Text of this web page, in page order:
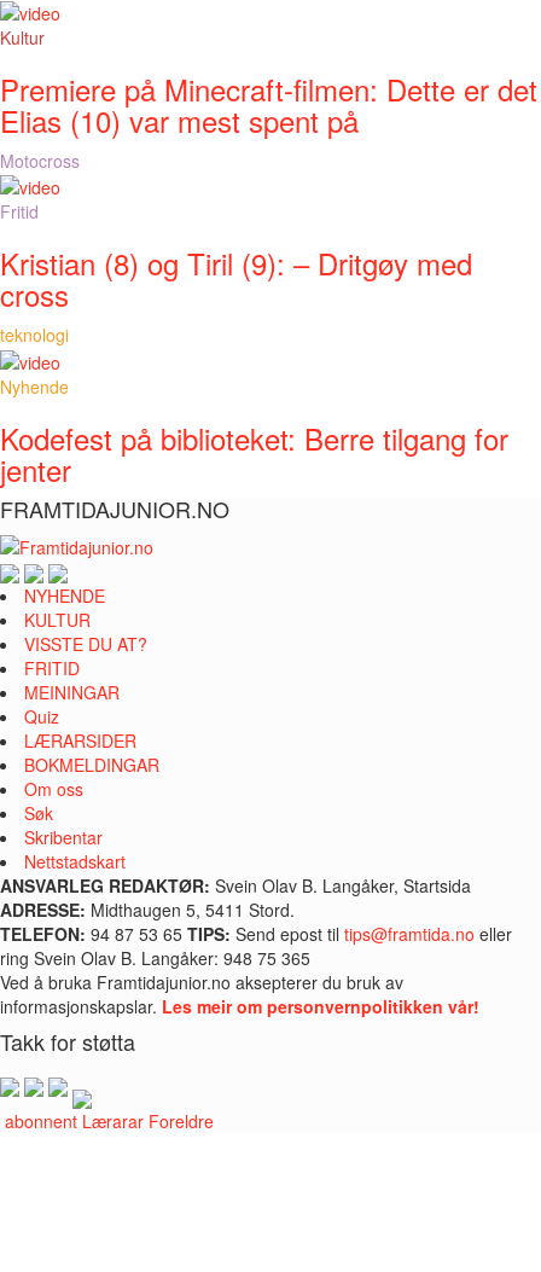
Kultur
Premiere på Minecraft-filmen: Dette er det
Elias (10) var mest spent på
Motocross
Fritid
Kristian (8) og Tiril (9): – Dritgøy med
cross
teknologi
Nyhende
Kodefest på biblioteket: Berre tilgang for
jenter
FRAMTIDAJUNIOR.NO
NYHENDE
KULTUR
VISSTE DU AT?
FRITID
MEININGAR
Quiz
LÆRARSIDER
BOKMELDINGAR
Om oss
Søk
Skribentar
Nettstadskart
ANSVARLEG REDAKTØR: Svein Olav B. Langåker, Startsida
ADRESSE: Midthaugen 5, 5411 Stord.
TELEFON: 94 87 53 65 TIPS: Send epost til tips@framtida.no eller
ring Svein Olav B. Langåker: 948 75 365
Ved å bruka Framtidajunior.no aksepterer du bruk av
informasjonskapslar. Les meir om personvernpolitikken vår!
Takk for støtta
abonnent Lærarar Foreldre